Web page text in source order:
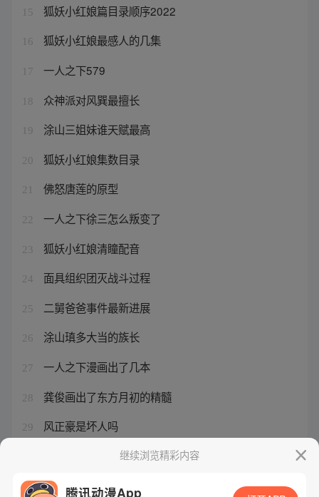
15 狐妖小红娘篇目录顺序2022
16 狐妖小红娘最感人的几集
17 一人之下579
18 众神派对风巽最擅长
19 涂山三姐妹谁天赋最高
20 狐妖小红娘集数目录
21 佛怒唐莲的原型
22 一人之下徐三怎么叛变了
23 狐妖小红娘清瞳配音
24 面具组织团灭战斗过程
25 二舅爸爸事件最新进展
26 涂山瑱多大当的族长
27 一人之下漫画出了几本
28 龚俊画出了东方月初的精髓
29 风正豪是坏人吗
贝勒和贝子都是皇子吗继续浏览精彩内容
腾讯动漫App